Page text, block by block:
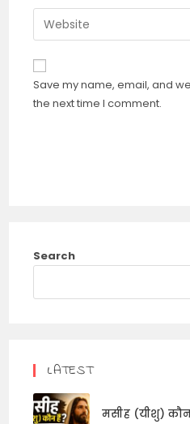
to
comment
email
address
comment
Enter
your
website
URL
(optional)
Save my name, email, and
the next time I comment.
Search
LATEST
मसीह (यीशु)